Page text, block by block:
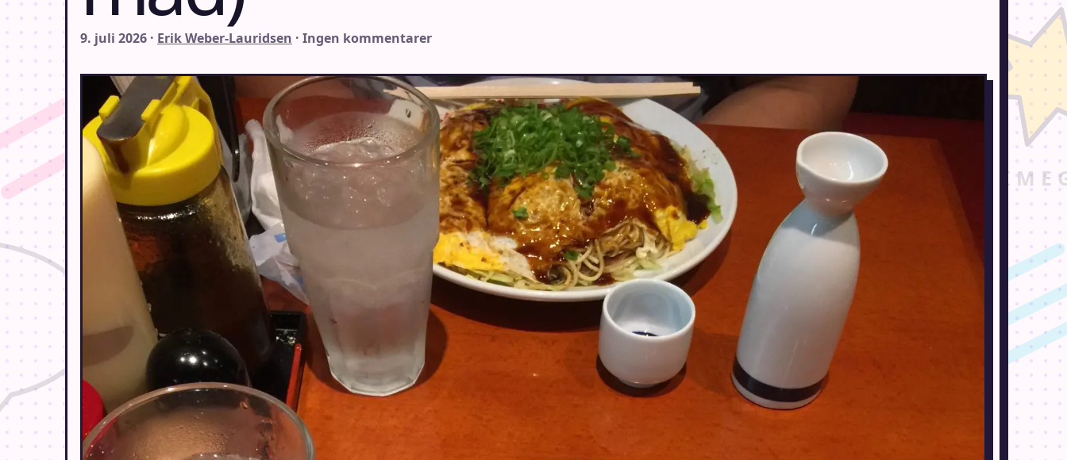
9. juli 2026 · Erik Weber-Lauridsen · Ingen kommentarer